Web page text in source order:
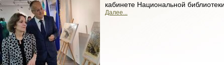
кабинете Национальной
Далее...